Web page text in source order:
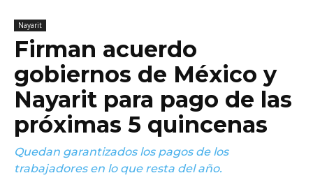
Nayarit
Firman acuerdo
gobiernos de México y
Nayarit para pago de las
próximas 5 quincenas
Quedan garantizados los pagos de los
trabajadores en lo que resta del año.